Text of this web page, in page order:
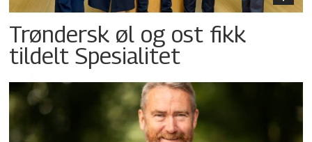
Trøndersk øl og ost fikk
tildelt Spesialitet